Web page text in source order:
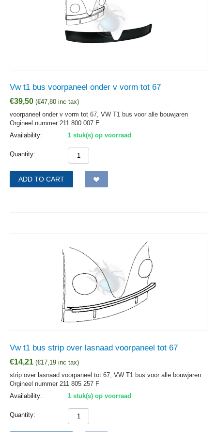
Vw t1 bus voorpaneel onder v vorm tot 67
€39,50 (€47,80 inc tax)
voorpaneel onder v vorm tot 67, VW T1 bus voor alle bouwjaren
Orgineel nummer 211 800 007 E
Availability:
1 stuk(s) op voorraad
Quantity:
ADD TO CART
Vw t1 bus strip over lasnaad voorpaneel tot 67
€14,21 (€17,19 inc tax)
strip over lasnaad voorpaneel tot 67, VW T1 bus voor alle bouwjaren
Orgineel nummer 211 805 257 F
Availability:
1 stuk(s) op voorraad
Quantity: